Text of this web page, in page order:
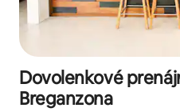
Dovolenkové
Breganzona